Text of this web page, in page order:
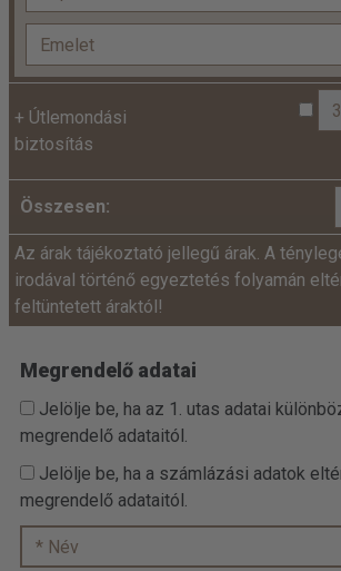
+ Útlemondási
biztosítás
Összesen:
Az árak tájékoztató jellegű árak. A
irodával történő egyeztetés folyamán
feltüntetett áraktól!
Megrendelő adatai
Jelölje be, ha az 1. utas adatai
megrendelő adataitól.
Jelölje be, ha a számlázási adatok
megrendelő adataitól.